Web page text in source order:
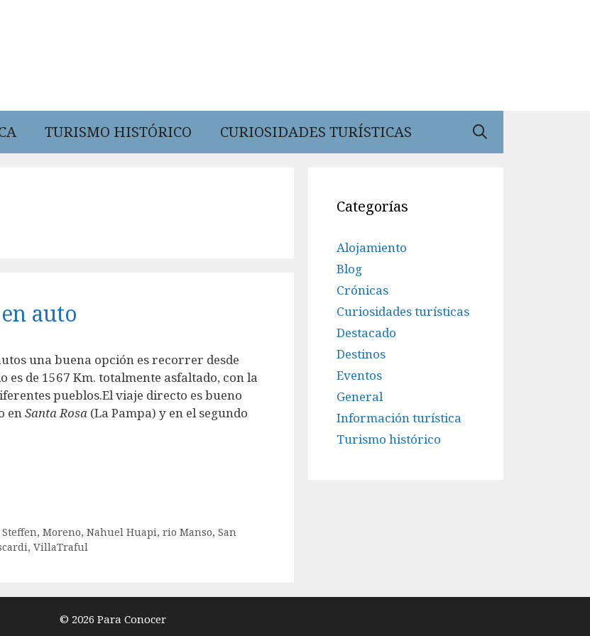
TURISMO HISTÓRICO CURIOSIDADES TURÍSTICAS
auto
una buena opción es recorrer desde
es de 1567 Km. totalmente asfaltado, con la
pueblos.El viaje directo es bueno
enSanta Rosa (La Pampa) y en el segundo
, Moreno, Nahuel Huapi, rio Manso, San
, VillaTraful
Categorías
Alojamiento
Blog
Crónicas
Curiosidades turísticas
Destacado
Destinos
Eventos
General
Información turística
Turismo histórico
© 2026 Para Conocer